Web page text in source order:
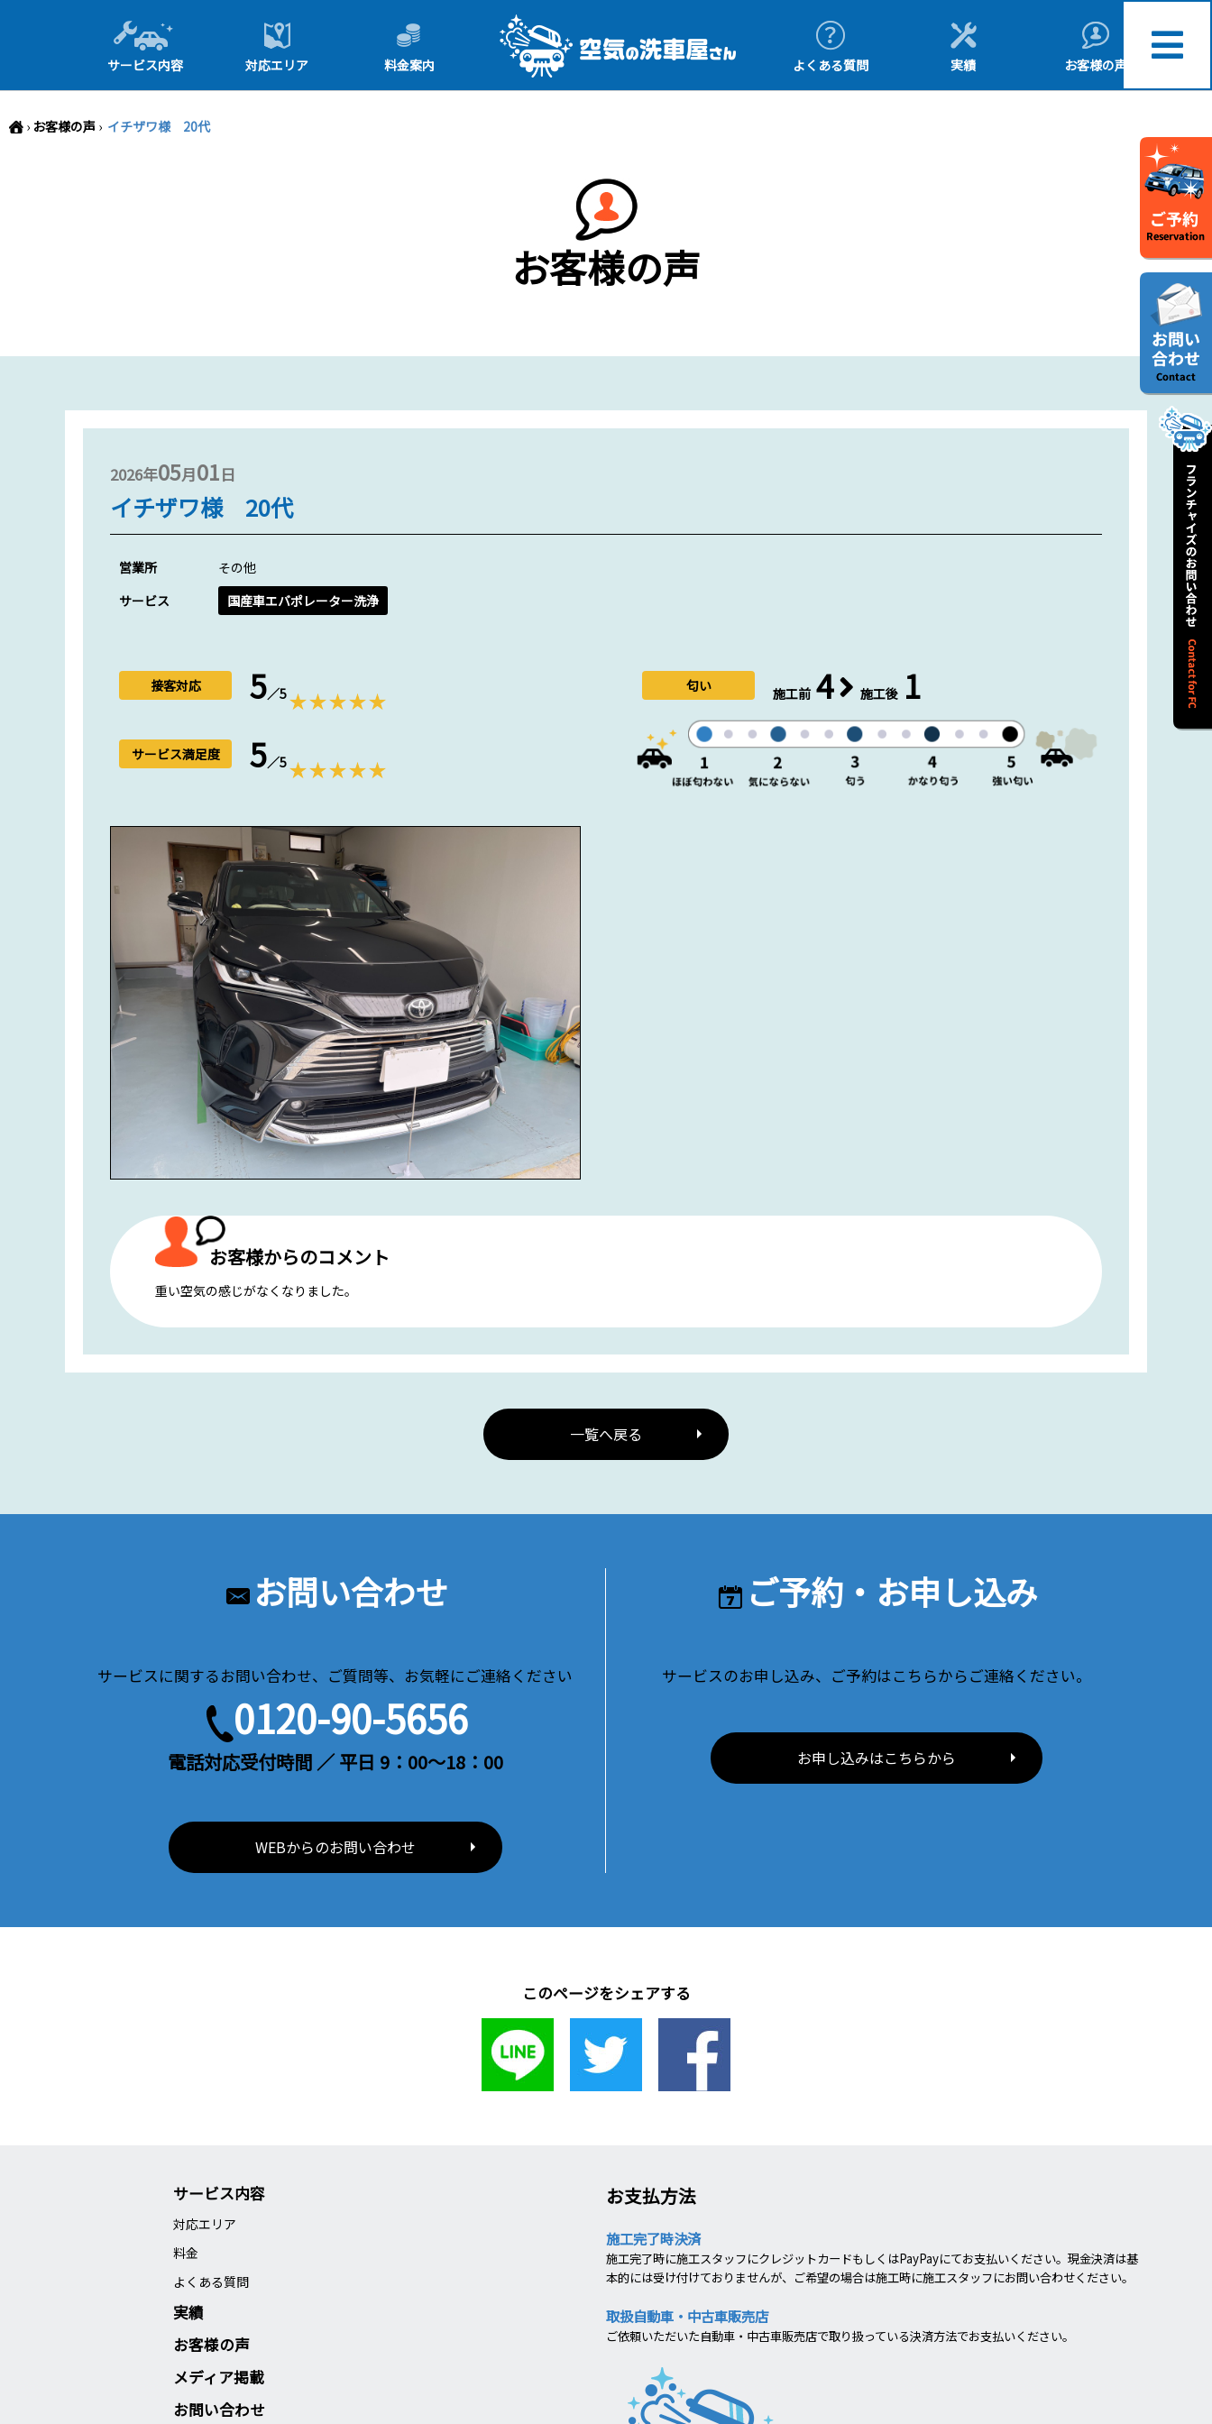
サービス内容 対応エリア 料金案内 よくある質問 実績 お客様の声
› お客様の声 › イチザワ様 20代
お客様の声
2026年05月01日
イチザワ様 20代
営業所
その他
サービス
国産車エバポレーター洗浄
接客対応 5／5
サービス満足度 5／5
匂い 施工前 4 施工後 1
お客様からのコメント
重い空気の感じがなくなりました。
一覧へ戻る
お問い合わせ
サービスに関するお問い合わせ、ご質問等、お気軽にご連絡ください
0120-90-5656
電話対応受付時間 ／ 平日 9：00～18：00
WEBからのお問い合わせ
ご予約・お申し込み
サービスのお申し込み、ご予約はこちらからご連絡ください。
お申し込みはこちらから
このページをシェアする
サービス内容
対応エリア
料金
よくある質問
実績
お客様の声
メディア掲載
お問い合わせ
お支払方法
施工完了時決済
施工完了時に施工スタッフにクレジットカードもしくはPayPayにてお支払いください。現金決済は基
本的には受け付けておりませんが、ご希望の場合は施工時に施工スタッフにお問い合わせください。
取扱自動車・中古車販売店
ご依頼いただいた自動車・中古車販売店で取り扱っている決済方法でお支払いください。